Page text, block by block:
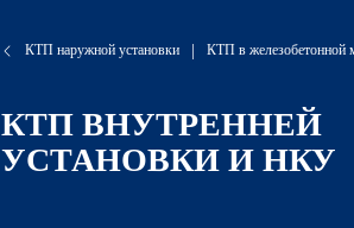
КТП наружной установки КТП в железобетонной
КТП ВНУТРЕННЕЙ
УСТАНОВКИ И НКУ